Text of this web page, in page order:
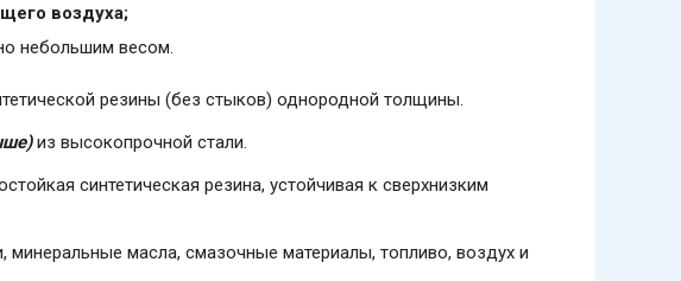
воздуха;
небольшим весом.
резины (без стыков) однородной толщины.
из высокопрочной стали.
синтетическая резина, устойчивая к сверхнизким
минеральные масла, смазочные материалы, топливо, воздух и